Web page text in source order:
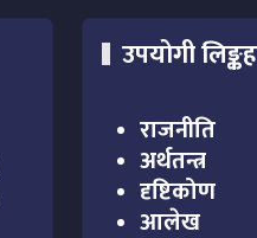
उपयोगी
राजनीति
अर्थतन्त्र
दृष्टिकोण
आलेख